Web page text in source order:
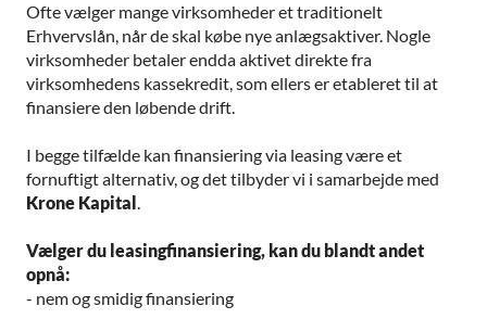
Ofte vælger mange virksomheder et traditionelt
Erhvervslån, når de skal købe nye anlægsaktiver. Nogle
virksomheder betaler endda aktivet direkte fra
virksomhedens kassekredit, som ellers er etableret til at
finansiere den løbende drift.
I begge tilfælde kan finansiering via leasing være et
fornuftigt alternativ, og det tilbyder vi i samarbejde med
Krone Kapital .
Vælger du leasingfinansiering, kan du blandt andet
opnå:
- nem og smidig finansiering